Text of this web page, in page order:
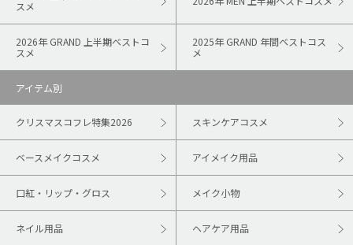
スメ
2026年 GRAND 上半期ベストコ
スメ
2025年 GRAND 年間ベストコス
メ
アイテム別
クリスマスコフレ特集2026 スキンケアコスメ
ベースメイクコスメ アイメイク用品
口紅・リップ・グロス メイク小物
ネイル用品 ヘアケア用品